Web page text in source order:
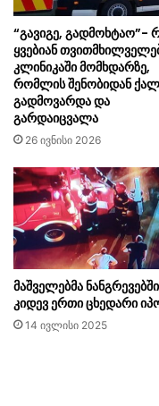
“გავიგე, გადმოხტაო”-
ყვებიან
კლინიკაში მომხდარზე,
რომლის შენობიდან
გადმოვარდა და
გარდაიცვალა
26 ივნისი 2026
მაშველებმა ნანგრევებში
კიდევ ერთი ცხედარი
14 ივლისი 2025